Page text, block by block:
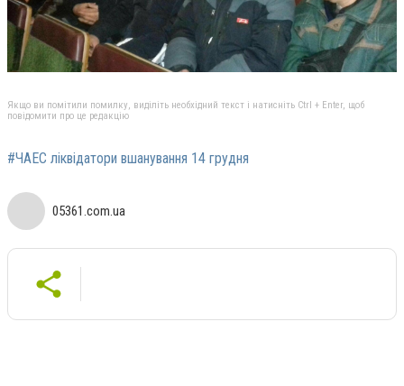
Якщо ви помітили помилку, виділіть необхідний текст і натисніть Ctrl + Enter, щоб
повідомити про це редакцію
#ЧАЕС ліквідатори вшанування 14 грудня
05361.com.ua